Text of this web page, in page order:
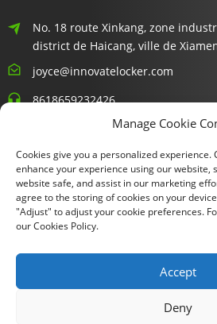
No. 18 route Xinkang, zone
district de Haicang, ville de
joyce@innovatelocker.com
8618659232426
Saisissez votre adresse e-mail et
dernières informations sur nos offres.
Copyright © 2024 Xiamen Fu Gui Tong
Manage Cookie
Cookies give you a personalized experience.
enhance your experience using our website,
website safe, and assist in our marketing
agree to the storing of cookies on your
"Adjust" to adjust your cookie preferences.
our Cookies Policy.
Accept
Deny